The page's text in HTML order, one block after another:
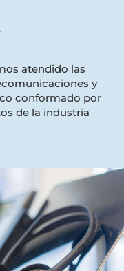
atendido las
y
conformado por
de la industria